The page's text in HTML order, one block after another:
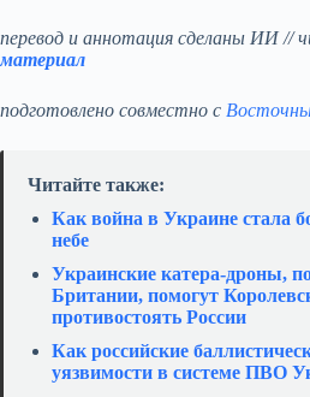
перевод и аннотация сделаны ИИ //
материал
подготовлено совместно с
Читайте также:
Как война в Украине стала
небе
Украинские катера‑дроны,
Британии, помогут
противостоять России
Как российские
уязвимости в системе ПВО